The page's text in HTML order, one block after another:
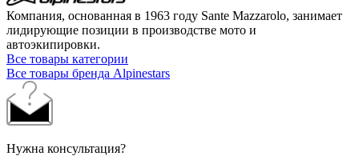
Компания, основанная в 1963 году Sante Mazzarolo, занимает
лидирующие позиции в производстве мото и
автоэкипировки.
Все товары категории
Все товары бренда Alpinestars
Нужна консультация?